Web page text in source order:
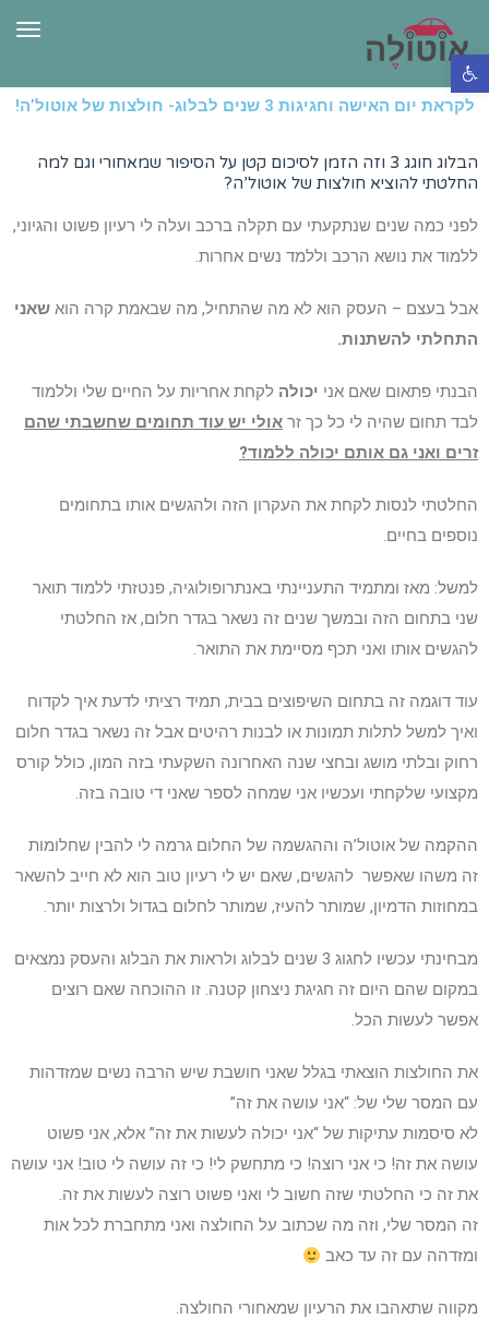
פתח סרגל נגישות
לקראת יום האישה וחגיגות 3 שנים לבלוג- חולצות של אוטול’ה!
הבלוג חוגג 3 וזה הזמן לסיכום קטן על הסיפור שמאחורי וגם למה
החלטתי להוציא חולצות של אוטול’ה?
לפני כמה שנים שנתקעתי עם תקלה ברכב ועלה לי רעיון פשוט והגיוני,
ללמוד את נושא הרכב וללמד נשים אחרות.
אבל בעצם – העסק הוא לא מה שהתחיל, מה שבאמת קרה הוא שאני
התחלתי להשתנות.
הבנתי פתאום שאם אני יכולה לקחת אחריות על החיים שלי וללמוד
לבד תחום שהיה לי כל כך זר אולי יש עוד תחומים שחשבתי שהם
זרים ואני גם אותם יכולה ללמוד?
החלטתי לנסות לקחת את העקרון הזה ולהגשים אותו בתחומים
נוספים בחיים.
למשל: מאז ומתמיד התעניינתי באנתרופולוגיה, פנטזתי ללמוד תואר
שני בתחום הזה ובמשך שנים זה נשאר בגדר חלום, אז החלטתי
להגשים אותו ואני תכף מסיימת את התואר.
עוד דוגמה זה בתחום השיפוצים בבית, תמיד רציתי לדעת איך לקדוח
ואיך למשל לתלות תמונות או לבנות רהיטים אבל זה נשאר בגדר חלום
רחוק ובלתי מושג ובחצי שנה האחרונה השקעתי בזה המון, כולל קורס
מקצועי שלקחתי ועכשיו אני שמחה לספר שאני די טובה בזה.
ההקמה של אוטול’ה וההגשמה של החלום גרמה לי להבין שחלומות
זה משהו שאפשר להגשים, שאם יש לי רעיון טוב הוא לא חייב להשאר
במחוזות הדמיון, שמותר להעיז, שמותר לחלום בגדול ולרצות יותר.
מבחינתי עכשיו לחגוג 3 שנים לבלוג ולראות את הבלוג והעסק נמצאים
במקום שהם היום זה חגיגת ניצחון קטנה. זו ההוכחה שאם רוצים
אפשר לעשות הכל.
את החולצות הוצאתי בגלל שאני חושבת שיש הרבה נשים שמזדהות
עם המסר שלי של: “אני עושה את זה”
לא סיסמות עתיקות של “אני יכולה לעשות את זה” אלא, אני פשוט
עושה את זה! כי אני רוצה! כי מתחשק לי! כי זה עושה לי טוב! אני עושה
את זה כי החלטתי שזה חשוב לי ואני פשוט רוצה לעשות את זה.
זה המסר שלי, וזה מה שכתוב על החולצה ואני מתחברת לכל אות
ומזדהה עם זה עד כאב
מקווה שתאהבו את הרעיון שמאחורי החולצה.